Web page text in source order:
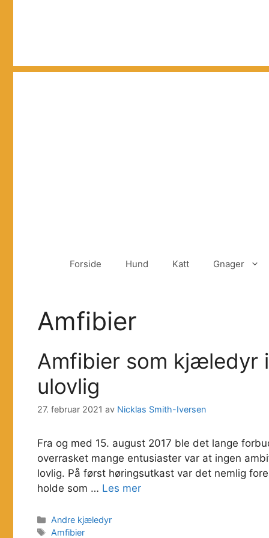
Forside Hund Katt Gnager
Amfibier
Amfibier som kjæledyr
ulovlig
27. februar 2021 av Nicklas Smith-Iversen
Fra og med 15. august 2017 ble det lange
overrasket mange entusiaster var at ingen
lovlig. På først høringsutkast var det nemlig
holde som … Les mer
Kategorier
Andre kjæledyr
Stikkord
Amfibier